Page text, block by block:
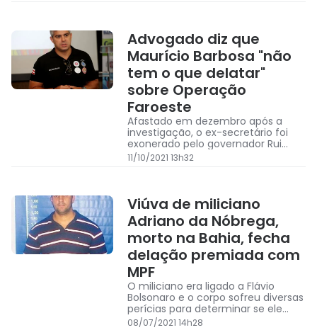
Advogado diz que
Maurício Barbosa "não
tem o que delatar"
sobre Operação
Faroeste
Afastado em dezembro após a
investigação, o ex-secretário foi
exonerado pelo governador Rui
Costa (PT) logo em seguida
11/10/2021 13h32
Viúva de miliciano
Adriano da Nóbrega,
morto na Bahia, fecha
delação premiada com
MPF
O miliciano era ligado a Flávio
Bolsonaro e o corpo sofreu diversas
perícias para determinar se ele
havia sido executado.
08/07/2021 14h28